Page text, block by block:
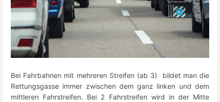
Bei Fahrbahnen mit mehreren Streifen (ab 3) bildet man die
Rettungsgasse immer zwischen dem ganz linken und dem
mittleren Fahrstreifen. Bei 2 Fahrstreifen wird in der Mitte